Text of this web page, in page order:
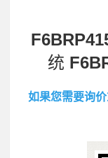
统
如果您需要询